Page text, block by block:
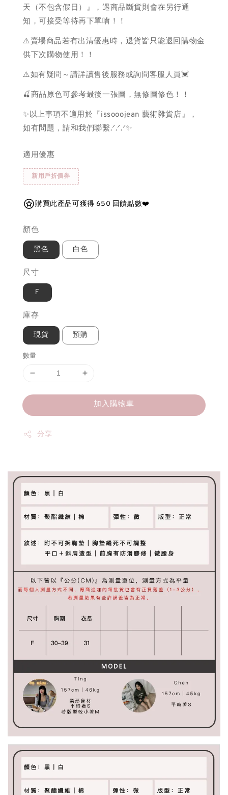
天（不包含假日）』，遇商品斷貨則會在另行通
知，可接受等待再下單唷！！
⚠️賣場商品若有出清優惠時，退貨皆只能退回購物金
供下次購物使用！！
⚠️如有疑問～請詳讀售後服務或詢問客服人員💓
🍒商品原色可參考最後一張圖，無修圖修色！！
✨以上事項不適用於『issooojean 藝術雜貨店』，
如有問題，請和我們聯繫.ᐟ.ᐟ.ᐟ✨
適用優惠
新用戶折價券
購買此產品可獲得 650 回饋點數❤️
顏色
黑色 白色
尺寸
Ｆ
庫存
現貨 預購
數量
加入購物車
分享